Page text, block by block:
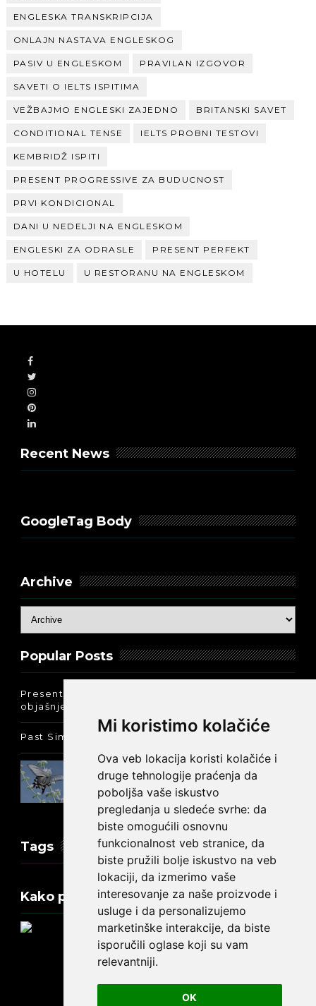
Mi koristimo kolačiće
Ova veb lokacija koristi kolačiće i
druge tehnologije praćenja da
poboljša vaše iskustvo
pregledanja u sledeće svrhe: da
biste omogućili osnovnu
funkcionalnost veb stranice, da
biste pružili bolje iskustvo na veb
lokaciji, da izmerimo vaše
interesovanje za naše proizvode i
usluge i da personalizujemo
marketinške interakcije, da biste
isporučili oglase koji su vam
relevantniji.
OK
ENGLESKA TRANSKRIPCIJA
ONLAJN NASTAVA ENGLESKOG
PASIV U ENGLESKOM PRAVILAN IZGOVOR
SAVETI O IELTS ISPITIMA
VEŽBAJMO ENGLESKI ZAJEDNO BRITANSKI SAVET
CONDITIONAL TENSE IELTS PROBNI TESTOVI
KEMBRIDŽ ISPITI
PRESENT PROGRESSIVE ZA BUDUCNOST
PRVI KONDICIONAL
DANI U NEDELJI NA ENGLESKOM
ENGLESKI ZA ODRASLE PRESENT PERFEKT
U HOTELU U RESTORANU NA ENGLESKOM
Recent News
GoogleTag Body
Archive
Popular Posts
Present Perfect Simple - najjednostavnije
objašnjenje :-)
Past Simple i Past Continuous - razlika
Prošlo vreme glagola biti na
engleskom: was ili were
Tags
Kako promeniti tekst na engleskom?
Update cookies preferences